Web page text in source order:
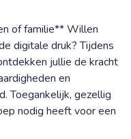
of familie** Willen
digitale druk? Tijdens
jullie de kracht
en
Toegankelijk, gezellig
nodig heeft voor een